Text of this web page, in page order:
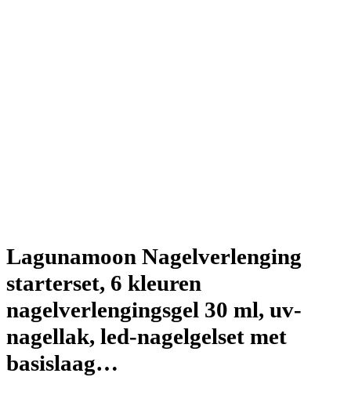
Lagunamoon Nagelverlenging
starterset, 6 kleuren
nagelverlengingsgel 30 ml, uv-
nagellak, led-nagelgelset met
basislaag…